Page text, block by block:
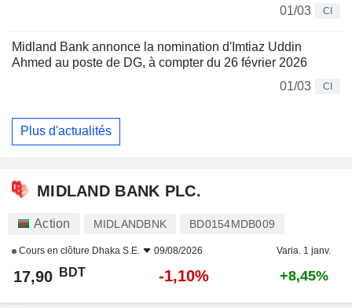
01/03
CI
Midland Bank annonce la nomination d'Imtiaz Uddin
Ahmed au poste de DG, à compter du 26 février 2026
01/03
CI
Plus d'actualités
MIDLAND BANK PLC.
Action MIDLANDBNK BD0154MDB009
Cours en clôture Dhaka S.E. 09/08/2026 Varia. 1 janv.
17,90 BDT -1,10% +8,45%